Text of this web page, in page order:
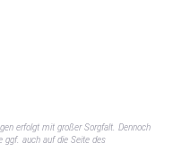
erfolgt mit großer Sorgfalt. Dennoch
ggf. auch auf die Seite des